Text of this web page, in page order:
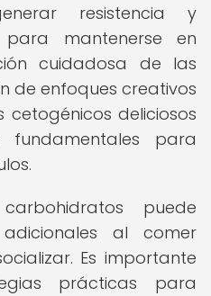
resistencia y
para mantenerse en
cuidadosa de las
de enfoques creativos
deliciosos
para
puede
al comer
Es importante
prácticas para